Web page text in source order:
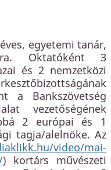
egyetemi tanár,
Oktatóként 3
és 2 nemzetközi
a Bankszövetség
vezetőségének
2 európai és 1
tagja/alelnöke. Az
video/mai-
) kortárs művészeti